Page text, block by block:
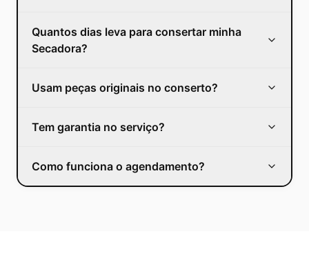
Quantos dias leva para consertar minha
Secadora?
Usam peças originais no conserto?
Tem garantia no serviço?
Como funciona o agendamento?